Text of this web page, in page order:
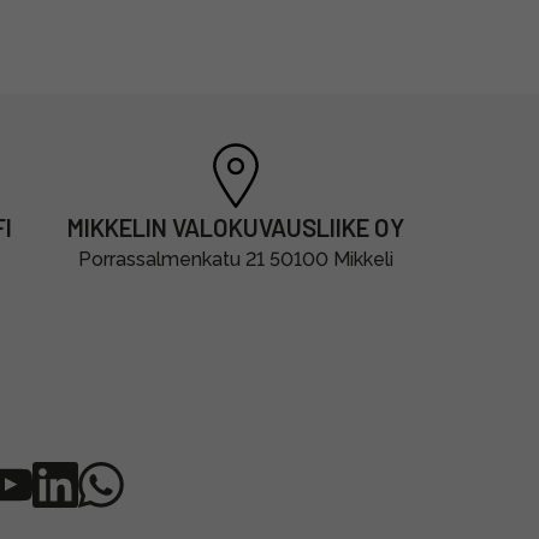
MIKKELIN VALOKUVAUSLIIKE OY
Porrassalmenkatu 21 50100 Mikkeli